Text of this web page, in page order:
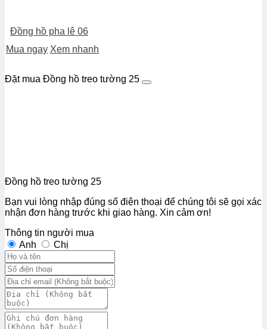
Đồng hồ pha lê 06
Mua ngay Xem nhanh
Đặt mua Đồng hồ treo tường 25
Đồng hồ treo tường 25
Bạn vui lòng nhập đúng số điện thoại để chúng tôi sẽ gọi xác
nhận đơn hàng trước khi giao hàng. Xin cảm ơn!
Thông tin người mua
Anh
Chị